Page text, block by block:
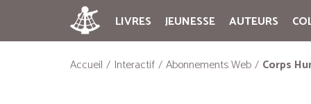
LIVRES JEUNESSE AUTEURS
Accueil Interactif Abonnements Web Corps